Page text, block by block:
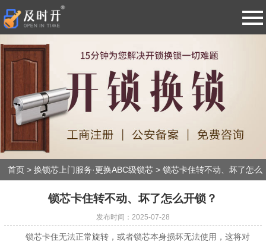
导
航
网站首页
防盗门开锁·换锁·修锁·售后质保
换锁芯上门服务·更换ABC级锁芯
保险柜开锁·升级换密码·专业维修
汽车开锁·配汽车钥匙·各种遥控器
首页> 换锁芯上门服务·更换ABC级锁芯> 锁芯卡住转不动、坏了怎么
锁芯卡住转不动、坏了怎么开锁？
发布时间：2025-07-28
锁芯卡住无法正常旋转，或者锁芯本身损坏无法使用，这将对